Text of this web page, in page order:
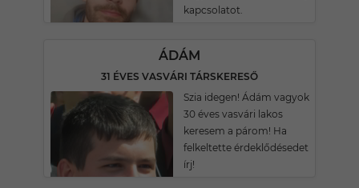
kapcsolatot.
ÁDÁM
31 ÉVES VASVÁRI TÁRSKERESŐ
Szia idegen! Ádám vagyok
30 éves vasvári lakos
keresem a párom! Ha
felkeltette érdeklődésedet
írj!